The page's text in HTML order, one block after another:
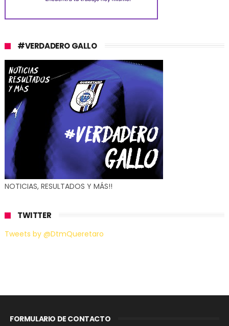
#VERDADERO GALLO
NOTICIAS, RESULTADOS Y MÁS!!
TWITTER
Tweets by @DtmQueretaro
FORMULARIO DE CONTACTO